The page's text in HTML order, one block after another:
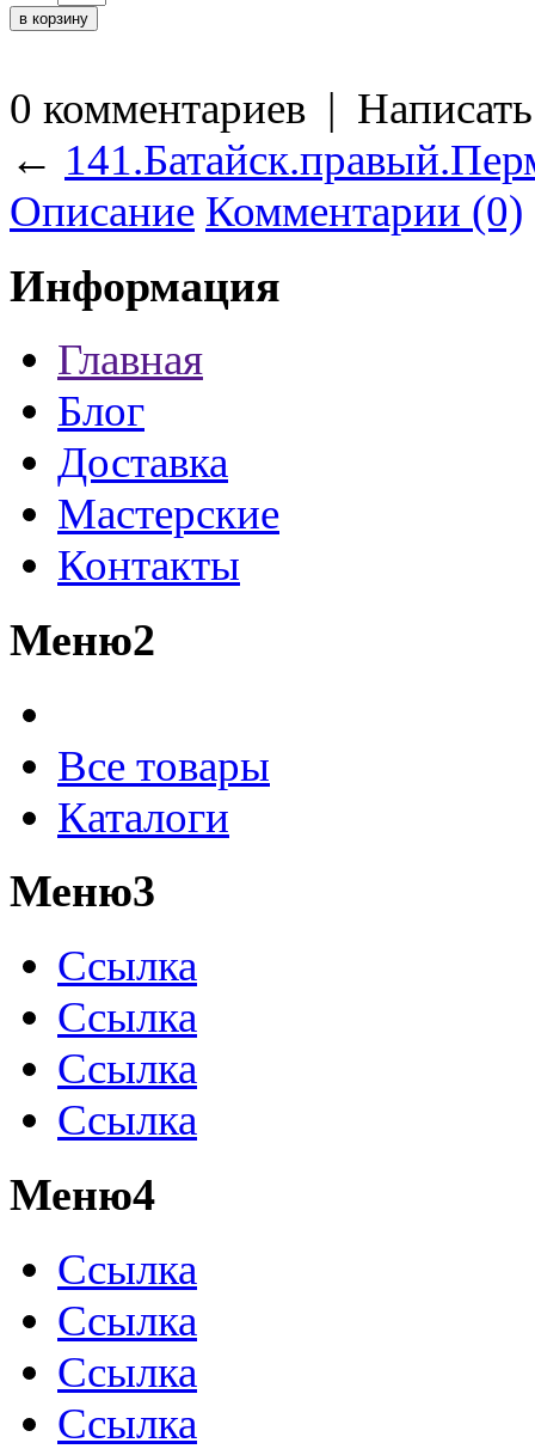
0 комментариев |
←
Описание Комментарии (0)
Информация
Главная
Блог
Доставка
Мастерские
Контакты
Меню2
Все товары
Каталоги
Меню3
Ссылка
Ссылка
Ссылка
Ссылка
Меню4
Ссылка
Ссылка
Ссылка
Ссылка